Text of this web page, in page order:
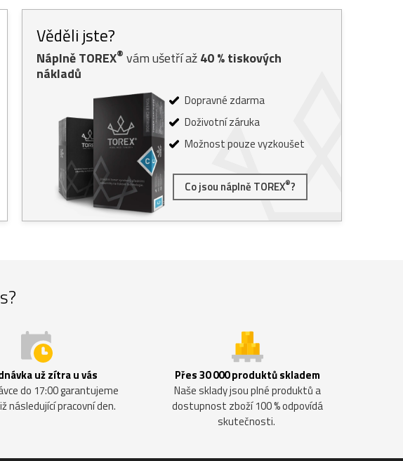
Věděli jste?
Náplně TOREX® vám ušetří až40% tiskových
nákladů
Dopravné zdarma
Doživotní záruka
Možnost pouze vyzkoušet
Co jsou náplně TOREX®?
už zítra u vás
do 17:00 garantujeme
následující pracovní den.
Přes 30 000 produktů skladem
Naše sklady jsou plné produktů a
dostupnost zboží 100 % odpovídá
skutečnosti.